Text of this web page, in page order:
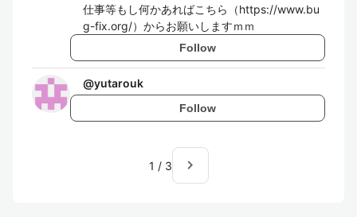
仕事等もし何かあればこちら（https://www.bu
g-fix.org/）からお願いしますｍｍ
Follow
@yutarouk
Follow
1 / 3 navigate_next